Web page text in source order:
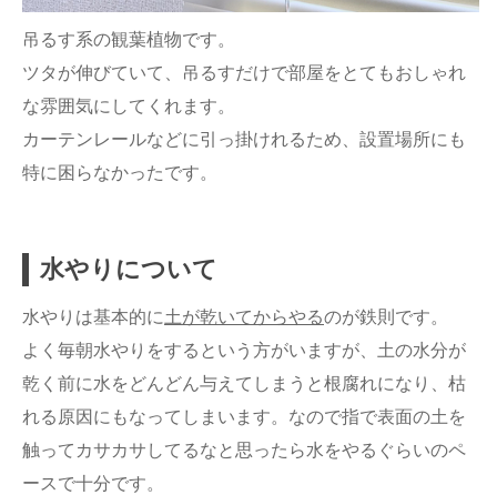
吊るす系の観葉植物です。
ツタが伸びていて、吊るすだけで部屋をとてもおしゃれ
な雰囲気にしてくれます。
カーテンレールなどに引っ掛けれるため、設置場所にも
特に困らなかったです。
水やりについて
水やりは基本的に土が乾いてからやるのが鉄則です。
よく毎朝水やりをするという方がいますが、土の水分が
乾く前に水をどんどん与えてしまうと根腐れになり、枯
れる原因にもなってしまいます。なので指で表面の土を
触ってカサカサしてるなと思ったら水をやるぐらいのペ
ースで十分です。